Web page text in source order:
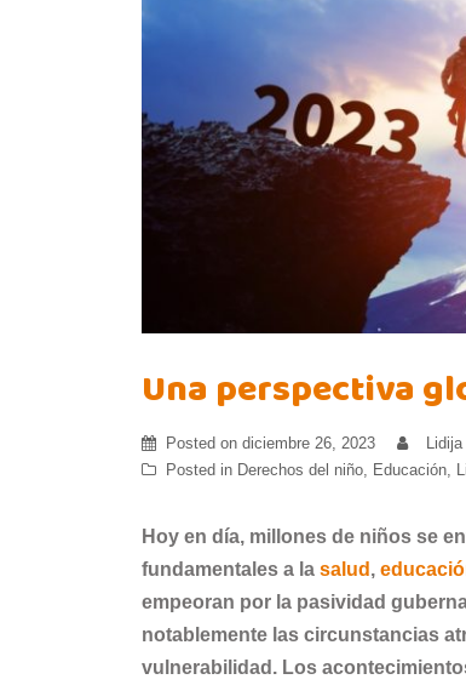
Una perspectiva
Posted on diciembre 26, 2023
Posted in Derechos del niño, Educación,
Hoy en día, millones de niños se
fundamentales a la salud ,
empeoran por la pasividad
notablemente las circunstancias
vulnerabilidad. Los